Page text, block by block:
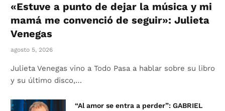
«Estuve a punto de dejar la música y mi
mamá me convenció de seguir»: Julieta
Venegas
agosto 5, 2026
Julieta Venegas vino a Todo Pasa a hablar sobre su libro
y su último disco,…
“Al amor se entra a perder”: GABRIEL